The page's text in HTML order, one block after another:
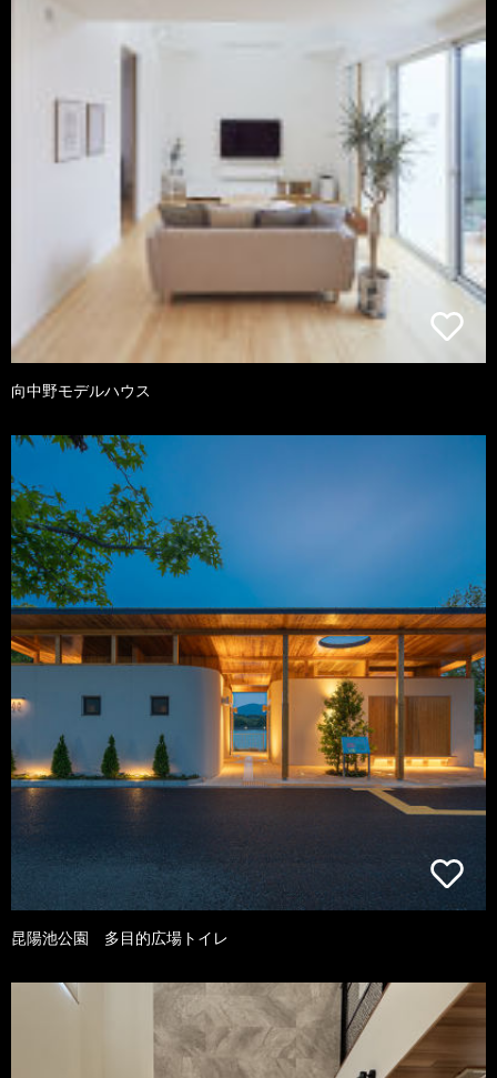
向中野モデルハウス
昆陽池公園 多目的広場トイレ